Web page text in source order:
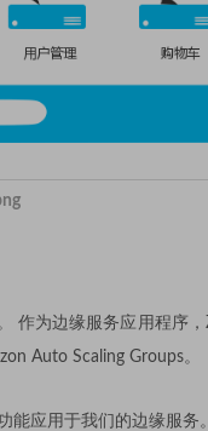
作为边缘服务应用程序
Auto Scaling Groups。
应用于我们的边缘服务